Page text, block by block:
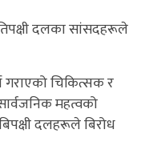
दलका सांसदहरूले
गराएको चिकित्सक र
महत्वको
दलहरूले बिरोध